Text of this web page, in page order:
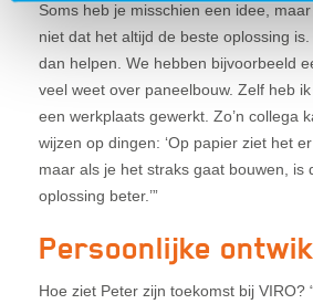
Soms heb je misschien een idee,
niet dat het altijd de beste oplossing
dan helpen. We hebben bijvoorbeeld
veel weet over paneelbouw. Zelf heb
een werkplaats gewerkt. Zo’n collega
wijzen op dingen: ‘Op papier ziet het
maar als je het straks gaat bouwen, is
oplossing beter.’”
Persoonlijke
Hoe ziet Peter zijn toekomst bij VIRO?